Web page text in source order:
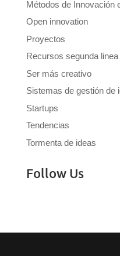
Métodos de Innovación
Open innovation
Proyectos
Recursos segunda linea
Ser más creativo
Sistemas de gestión de
Startups
Tendencias
Tormenta de ideas
Follow Us